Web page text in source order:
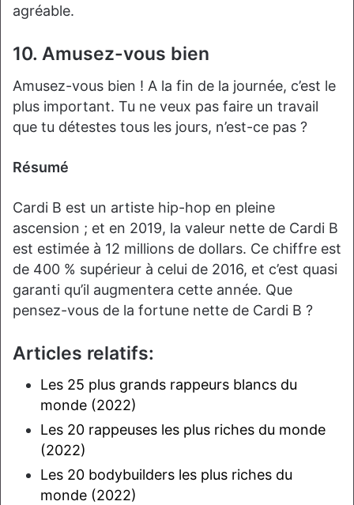
agréable.
10. Amusez-vous bien
Amusez-vous bien ! A la fin de la journée, c’est le
plus important. Tu ne veux pas faire un travail
que tu détestes tous les jours, n’est-ce pas ?
Résumé
Cardi B est un artiste hip-hop en pleine
ascension ; et en 2019, la valeur nette de Cardi B
est estimée à 12 millions de dollars. Ce chiffre est
de 400 % supérieur à celui de 2016, et c’est quasi
garanti qu’il augmentera cette année. Que
pensez-vous de la fortune nette de Cardi B ?
Articles relatifs:
Les 25 plus grands rappeurs blancs du
monde (2022)
Les 20 rappeuses les plus riches du monde
(2022)
Les 20 bodybuilders les plus riches du
monde (2022)